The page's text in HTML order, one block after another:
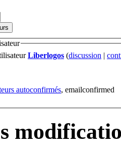
Liberlogos (discussion |
autoconfirmés, emailconfirmed